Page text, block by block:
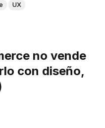
UX
no vende
con diseño,